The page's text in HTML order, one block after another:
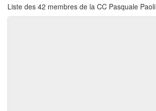
Liste des 42 membres de la CC Pasquale Paoli